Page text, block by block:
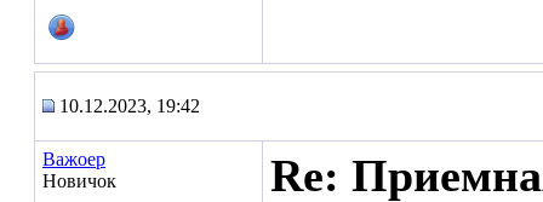
10.12.2023, 19:42
Важоер
Новичок
Re: